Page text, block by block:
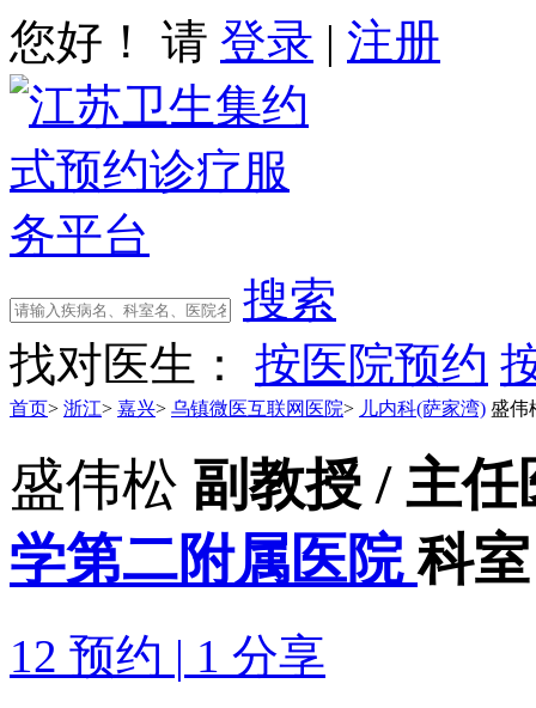
您好！ 请 登录 | 注册
搜索
找对医生：
按医院预约
首页> 浙江> 嘉兴> 乌镇微医互联网医院> 儿内科(萨家湾) 盛伟
盛伟松 副教授 / 主
学第二附属医院科
12 预约 | 1 分享